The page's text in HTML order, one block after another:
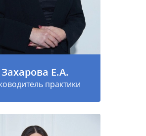
Захарова Е.А.
практики